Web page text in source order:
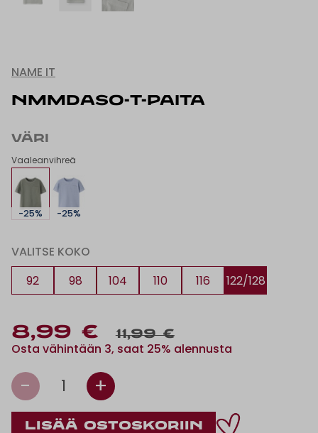
NAME IT
NMMDASO-T-PAITA
VÄRI
Vaaleanvihreä
-25% -25%
VALITSE KOKO
92
98 104 110 116 122/128
8,99 € 11,99 €
Osta vähintään 3, saat 25% alennusta
- 1 +